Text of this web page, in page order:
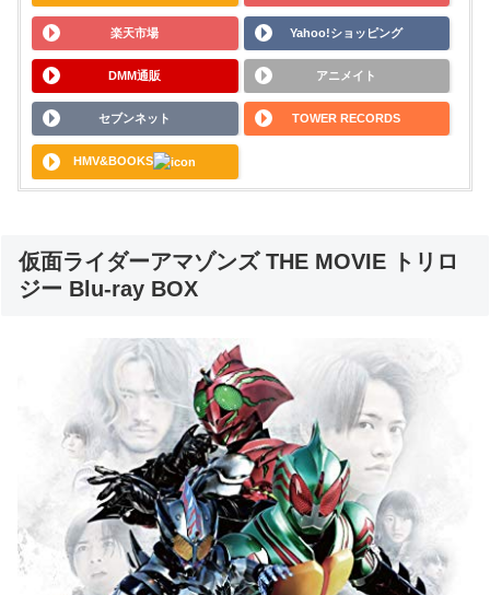
楽天市場 Yahoo!ショッピング
DMM通販 アニメイト
セブンネット TOWER RECORDS
HMV&BOOKS
仮面ライダーアマゾンズ THE MOVIE トリロ
ジー Blu-ray BOX